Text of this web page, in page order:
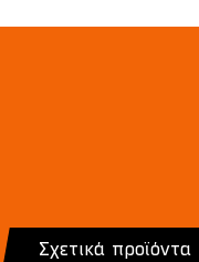
Σχετικά προϊόντα